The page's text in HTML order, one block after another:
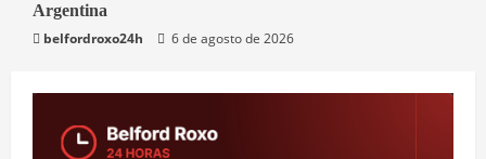
Mundo
Argentina
belfordroxo24h
6 de agosto de 2026